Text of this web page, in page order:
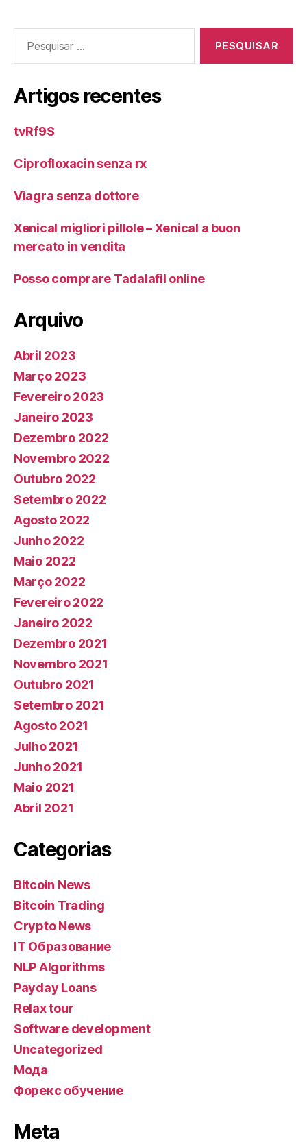
por:
Artigos recentes
tvRf9S
Ciprofloxacin senza rx
Viagra senza dottore
Xenical migliori pillole – Xenical a buon
mercato in vendita
Posso comprare Tadalafil online
Arquivo
Abril 2023
Março 2023
Fevereiro 2023
Janeiro 2023
Dezembro 2022
Novembro 2022
Outubro 2022
Setembro 2022
Agosto 2022
Junho 2022
Maio 2022
Março 2022
Fevereiro 2022
Janeiro 2022
Dezembro 2021
Novembro 2021
Outubro 2021
Setembro 2021
Agosto 2021
Julho 2021
Junho 2021
Maio 2021
Abril 2021
Categorias
Bitcoin News
Bitcoin Trading
Crypto News
IT Образование
NLP Algorithms
Payday Loans
Relax tour
Software development
Uncategorized
Мода
Форекс обучение
Meta